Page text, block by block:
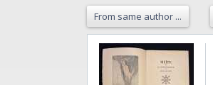
From same author ...